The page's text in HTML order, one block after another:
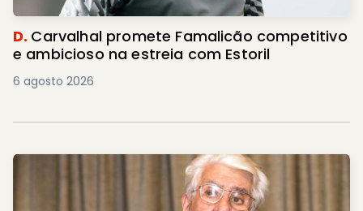
D. Carvalhal promete Famalicão competitivo
e ambicioso na estreia com Estoril
6 agosto 2026